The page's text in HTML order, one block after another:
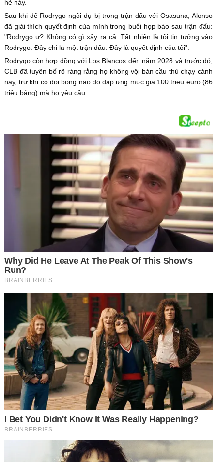
hè này.
Sau khi để Rodrygo ngồi dự bị trong trận đấu với Osasuna, Alonso
đã giải thích quyết định của mình trong buổi họp báo sau trận đấu:
"Rodrygo ư? Không có gì xảy ra cả. Tất nhiên là tôi tin tưởng vào
Rodrygo. Đây chỉ là một trận đấu. Đây là quyết định của tôi".
Rodrygo còn hợp đồng với Los Blancos đến năm 2028 và trước đó,
CLB đã tuyên bố rõ ràng rằng họ không vội bán cầu thủ chạy cánh
này, trừ khi có đội bóng nào đó đáp ứng mức giá 100 triệu euro (86
triệu bảng) mà họ yêu cầu.